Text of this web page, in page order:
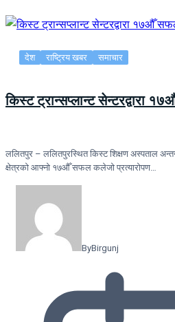
देश राष्ट्रिय खबर समाचार
किस्ट ट्रान्सप्लान्ट सेन्टरद्वारा
ललितपुर – ललितपुरस्थित किस्ट शिक्षण अस्पताल
क्षेत्रको आफ्नो १७औँ सफल कलेजो प्रत्यारोपण…
ByBirgunj